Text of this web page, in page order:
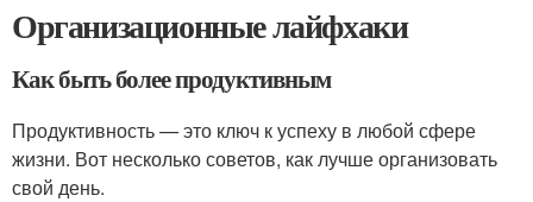
Организационные лайфхаки
Как быть более продуктивным
Продуктивность — это ключ к успеху в любой сфере
жизни. Вот несколько советов, как лучше организовать
свой день.